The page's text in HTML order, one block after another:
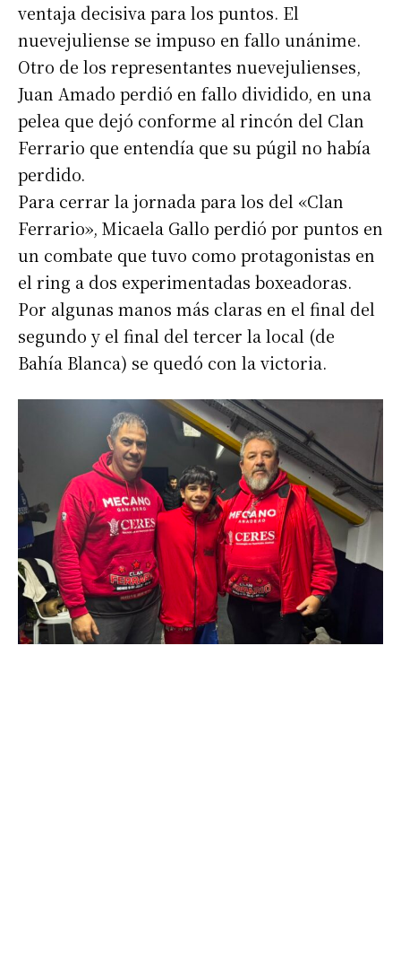
ventaja decisiva para los puntos. El
nuevejuliense se impuso en fallo unánime.
Otro de los representantes nuevejulienses,
Juan Amado perdió en fallo dividido, en una
pelea que dejó conforme al rincón del Clan
Ferrario que entendía que su púgil no había
perdido.
Para cerrar la jornada para los del «Clan
Ferrario», Micaela Gallo perdió por puntos en
un combate que tuvo como protagonistas en
el ring a dos experimentadas boxeadoras.
Por algunas manos más claras en el final del
segundo y el final del tercer la local (de
Bahía Blanca) se quedó con la victoria.